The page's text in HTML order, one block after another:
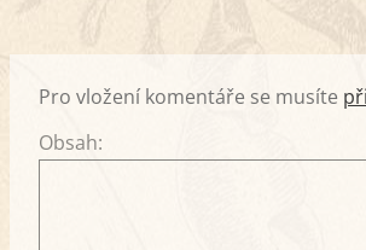
Pro vložení komentáře se musíte
Obsah: